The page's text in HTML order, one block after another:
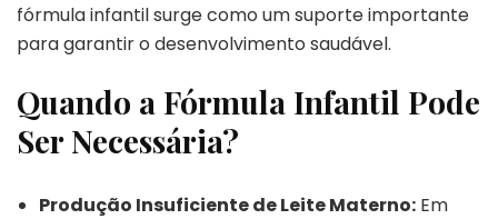
fórmula infantil surge como um suporte importante
para garantir o desenvolvimento saudável.
Quando a Fórmula Infantil Pode
Ser Necessária?
Produção Insuficiente de Leite Materno: Em